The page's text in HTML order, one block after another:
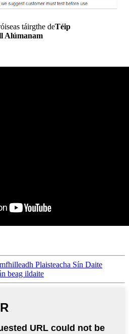
táirgthe deTéip
Alúmanam
Plaisteacha Sín Daite
beag ildaite